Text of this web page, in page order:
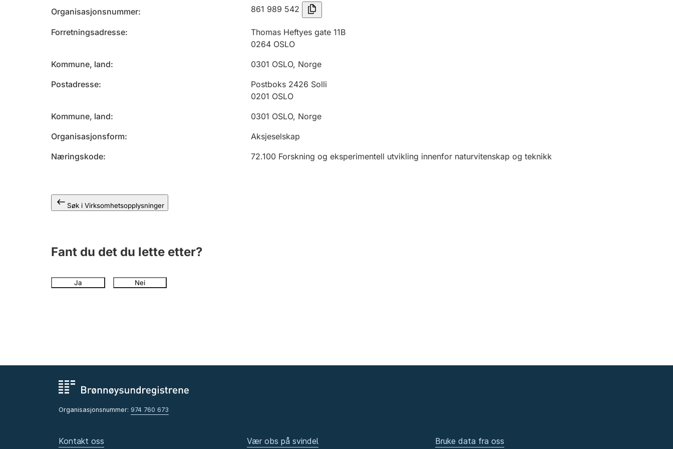
Organisasjonsnummer 861 989 542
Forretningsadresse
Thomas Heftyes gate 11B
0264 OSLO
Kommune, land
0301 OSLO, Norge
Postadresse
Postboks 2426 Solli
0201 OSLO
Kommune, land
0301 OSLO, Norge
Organisasjonsform
Aksjeselskap
Næringskode
72.100 Forskning og eksperimentell utvikling innenfor naturvitenskap og teknikk
Søk i Virksomhetsopplysninger
Fant du det du lette etter?
Ja Nei
Organisasjonsnummer: 974 760 673
Kontakt oss Vær obs på svindel Bruke data fra oss